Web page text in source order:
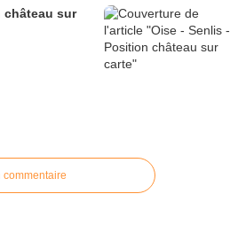
château sur
commentaire